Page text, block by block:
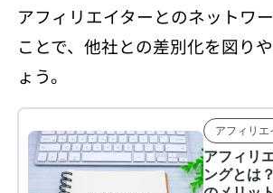
アフィリエイターとのネットワ
ことで、他社との差別化を図り
ょう。